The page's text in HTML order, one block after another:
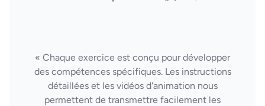
« Chaque exercice est conçu pour développer
des compétences spécifiques. Les instructions
détaillées et les vidéos d'animation nous
permettent de transmettre facilement les